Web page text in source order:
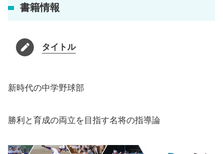
書籍情報
タイトル
新時代の中学野球部
勝利と育成の両立を目指す名将の指導論